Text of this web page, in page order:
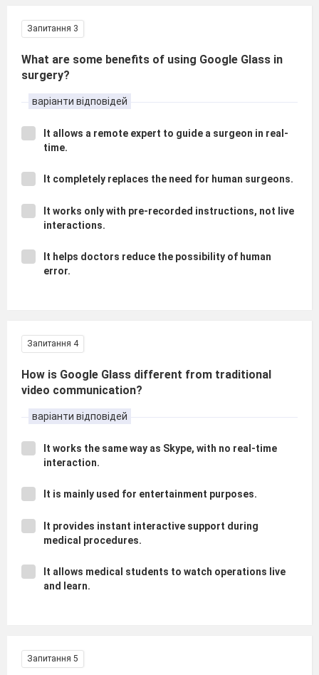
Запитання 3
What are some benefits of using Google Glass in
surgery?
варіанти відповідей
It allows a remote expert to guide a surgeon in real-
time.
It completely replaces the need for human surgeons.
It works only with pre-recorded instructions, not live
interactions.
It helps doctors reduce the possibility of human
error.
Запитання 4
How is Google Glass different from traditional
video communication?
варіанти відповідей
It works the same way as Skype, with no real-time
interaction.
It is mainly used for entertainment purposes.
It provides instant interactive support during
medical procedures.
It allows medical students to watch operations live
and learn.
Запитання 5